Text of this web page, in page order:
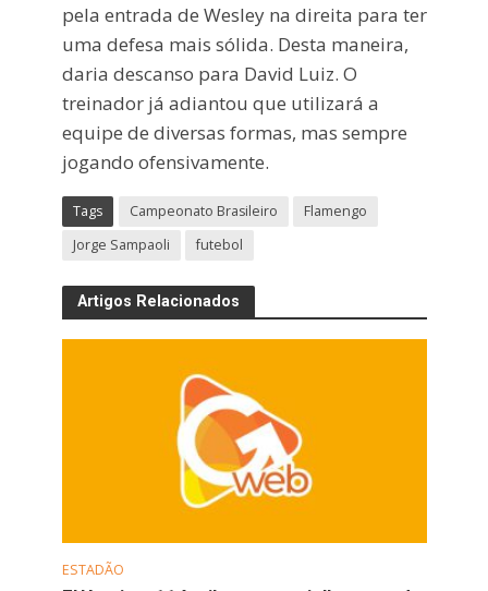
pela entrada de Wesley na direita para ter
uma defesa mais sólida. Desta maneira,
daria descanso para David Luiz. O
treinador já adiantou que utilizará a
equipe de diversas formas, mas sempre
jogando ofensivamente.
Tags Campeonato Brasileiro
Flamengo
Jorge Sampaoli
futebol
Artigos Relacionados
ESTADÃO